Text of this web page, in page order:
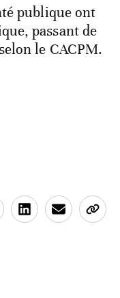
publique ont
passant de
le CACPM.